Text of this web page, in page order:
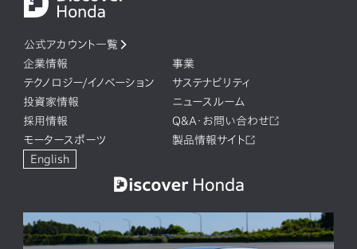
公式アカウント一覧
企業情報
事業
テクノロジー/イノベーション
サステナビリティ
投資家情報
ニュースルーム
採用情報
Q&A・お問い合わせ
モータースポーツ
製品情報サイト
English